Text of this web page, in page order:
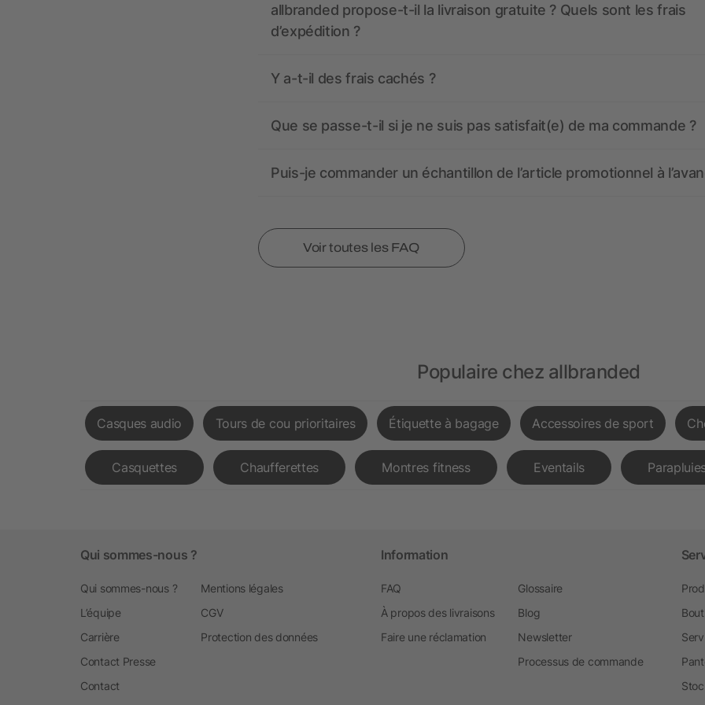
allbranded propose-t-il la livraison gratuite ? Quels sont les frais
d’expédition ?
Y a-t-il des frais cachés ?
Que se passe-t-il si je ne suis pas satisfait(e) de ma commande ?
Puis-je commander un échantillon de l’article promotionnel à
Voir toutes les FAQ
Populaire chez allbranded
Casques audio Tours de cou prioritaires Étiquette à bagage Accessoires de sport
Casquettes Chaufferettes Montres fitness Eventails
Qui sommes-nous ?
Qui sommes-nous ?
L’équipe
Carrière
Contact Presse
Contact
Mentions légales
CGV
Protection des données
Information
FAQ
À propos des livraisons
Faire une réclamation
Glossaire
Blog
Newsletter
Processus de commande